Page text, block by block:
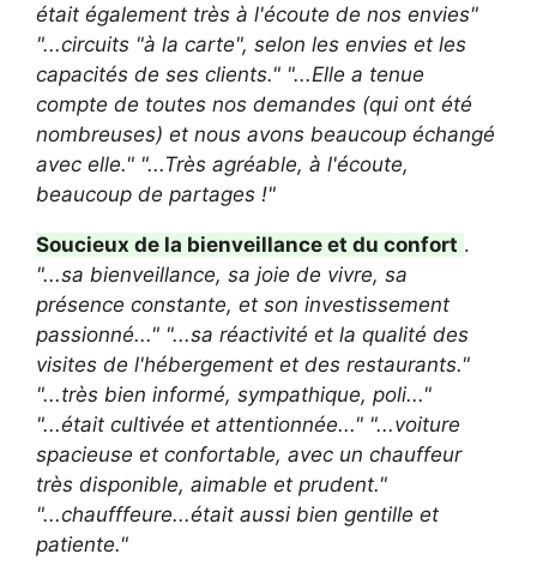
était également très à l'écoute de nos envies"
"...circuits "à la carte", selon les envies et les
capacités de ses clients." "...Elle a tenue
compte de toutes nos demandes (qui ont été
nombreuses) et nous avons beaucoup échangé
avec elle." "...Très agréable, à l'écoute,
beaucoup de partages !"
Soucieux de la bienveillance et du confort .
"...sa bienveillance, sa joie de vivre, sa
présence constante, et son investissement
passionné..." "...sa réactivité et la qualité des
visites de l'hébergement et des restaurants."
"...très bien informé, sympathique, poli..."
"...était cultivée et attentionnée..." "...voiture
spacieuse et confortable, avec un chauffeur
très disponible, aimable et prudent."
"...chaufffeure...était aussi bien gentille et
patiente."